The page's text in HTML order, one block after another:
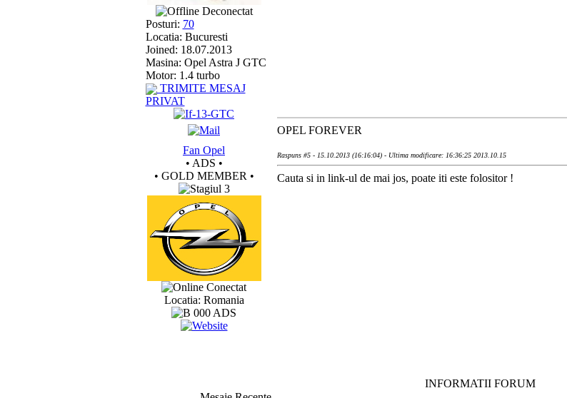
Deconectat
Posturi: 70
Locatia: Bucuresti
Joined: 18.07.2013
Masina: Opel Astra J GTC
Motor: 1.4 turbo
TRIMITE MESAJ
PRIVAT
OPEL FOREVER
Fan Opel
• ADS •
• GOLD MEMBER •
Conectat
Locatia: Romania
Raspuns #5 - 15.10.2013 (16:16:04) - Ultima modificare: 16:36:25 2013.10.15
Cauta si in link-ul de mai jos, poate iti este folositor !
INFORMATII FORUM